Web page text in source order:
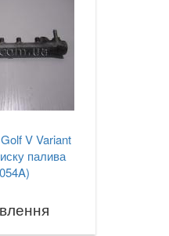
V Variant
палива